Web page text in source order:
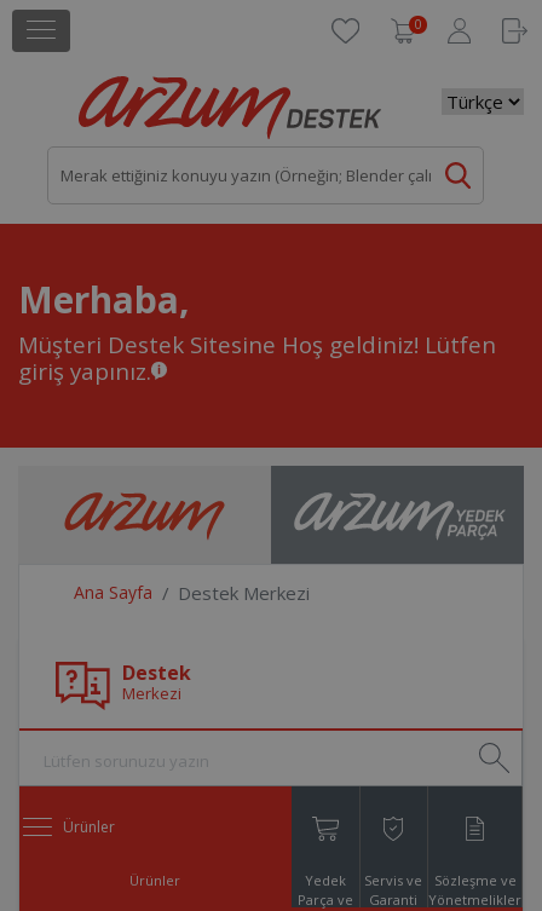
0
Merhaba,
Müşteri Destek Sitesine Hoş geldiniz! Lütfen
giriş yapınız.
Ana Sayfa Destek Merkezi
Destek
Merkezi
Ürünler
Ürünler
Yedek
Parça ve
Servis ve
Garanti
Sözleşme ve
Yönetmelikler